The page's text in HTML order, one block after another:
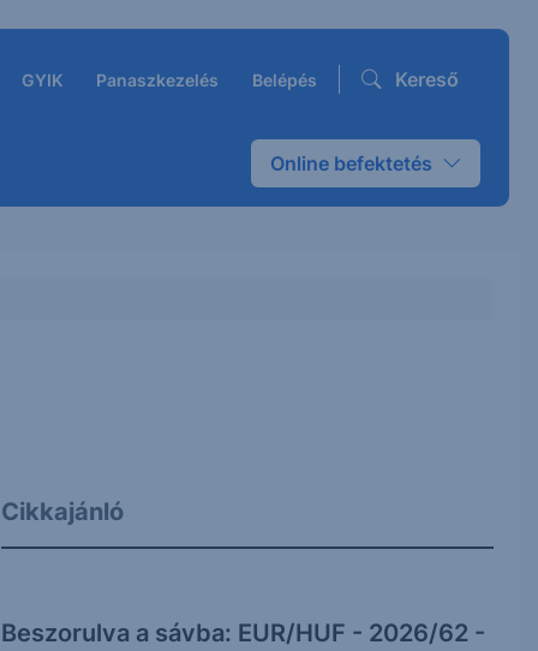
GYIK Panaszkezelés Belépés Kereső
Online befektetés
Cikkajánló
Beszorulva a sávba: EUR/HUF - 2026/62 -